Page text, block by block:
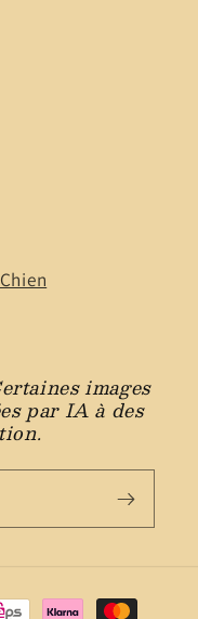
images
par IA à des